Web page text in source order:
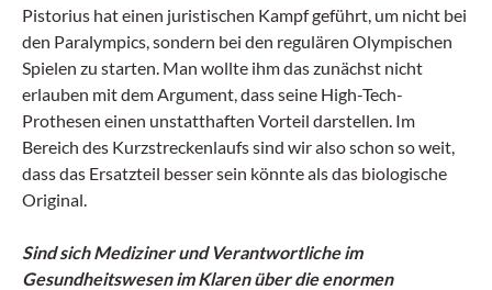
Pistorius hat einen juristischen Kampf geführt, um nicht bei
den Paralympics, sondern bei den regulären Olympischen
Spielen zu starten. Man wollte ihm das zunächst nicht
erlauben mit dem Argument, dass seine High-Tech-
Prothesen einen unstatthaften Vorteil darstellen. Im
Bereich des Kurzstreckenlaufs sind wir also schon so weit,
dass das Ersatzteil besser sein könnte als das biologische
Original.
Sind sich Mediziner und Verantwortliche im
Gesundheitswesen im Klaren über die enormen